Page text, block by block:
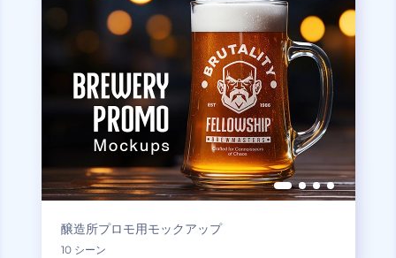
醸造所プロモ用モックアップ
10 シーン